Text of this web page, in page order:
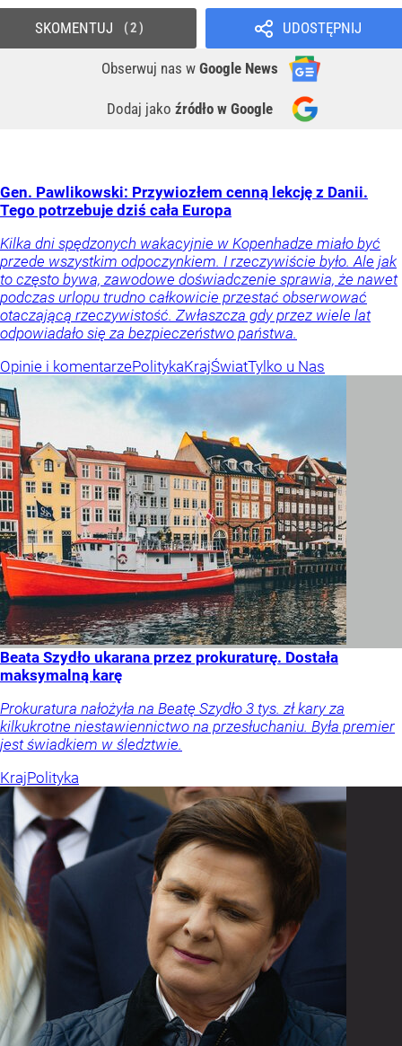
UDOSTĘPNIJ
Obserwuj nas w Google News
Dodaj jako źródło w Google
SKOMENTUJ 2
Gen. Pawlikowski: Przywiozłem cenną lekcję z Danii.
Tego potrzebuje dziś cała Europa
Kilka dni spędzonych wakacyjnie w Kopenhadze miało być
przede wszystkim odpoczynkiem. I rzeczywiście było. Ale jak
to często bywa, zawodowe doświadczenie sprawia, że nawet
podczas urlopu trudno całkowicie przestać obserwować
otaczającą rzeczywistość. Zwłaszcza gdy przez wiele lat
odpowiadało się za bezpieczeństwo państwa.
Opinie i komentarzePolitykaKrajŚwiatTylko u Nas
Beata Szydło ukarana przez prokuraturę. Dostała
maksymalną karę
Prokuratura nałożyła na Beatę Szydło 3 tys. zł kary za
kilkukrotne niestawiennictwo na przesłuchaniu. Była premier
jest świadkiem w śledztwie.
KrajPolityka